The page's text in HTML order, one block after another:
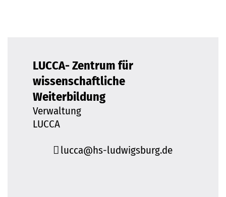
LUCCA- Zentrum für
wissenschaftliche
Weiterbildung
Verwaltung
LUCCA
lucca@hs-ludwigsburg.de